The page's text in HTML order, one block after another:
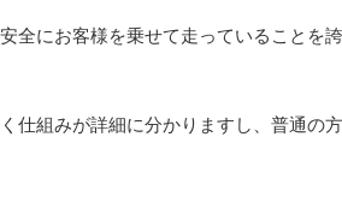
全にお客様を乗せて走っていることを
仕組みが詳細に分かりますし、普通の